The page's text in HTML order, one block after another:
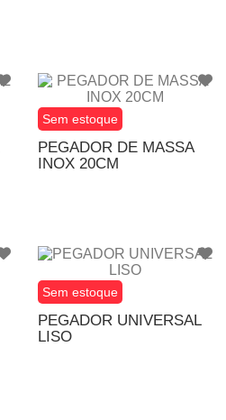
Sem estoque
PEGADOR DE MASSA
INOX 20CM
Sem estoque
PEGADOR UNIVERSAL
LISO